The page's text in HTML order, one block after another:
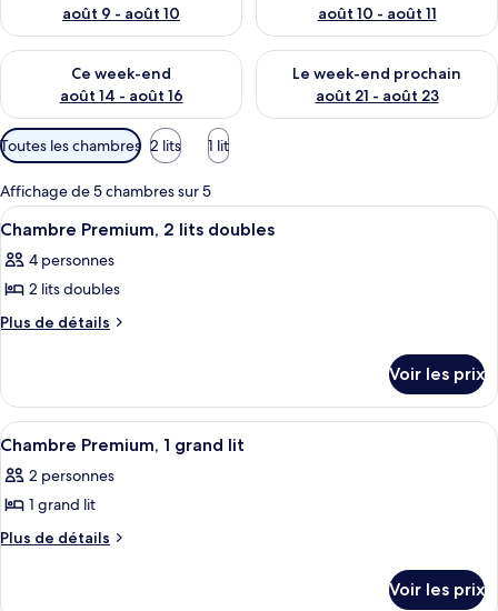
août 9 - août 10
août 10 - août 11
Ce week-end
août 14 - août 16
Vérifier la disponibilité pour ce week-end août 14 - août 16
Le week-end prochain
août 21 - août 23
Vérifier la disponibilité pour
Filtres
disponibles
pour
les
chambres
Toutes les chambres 2 lits 1 lit
Affichage de 5 chambres sur 5
Afficher
toutes
les
photos
pour
de
chambre :
Chambre
Premium,
2
doubles
Une chambre d’hôtel avec deux lits,
4
Chambre Premium, 2 lits doubles
4 personnes
2 lits doubles
Plus de détails
Plus
le
type
de
Chambre
Premium,
lits
Voir les prix
Afficher
toutes
les
photos
pour
Une chambre d’hôtel comprenant
3
Chambre Premium, 1 grand lit
2 personnes
1 grand lit
Plus de détails
Plus
Voir les prix